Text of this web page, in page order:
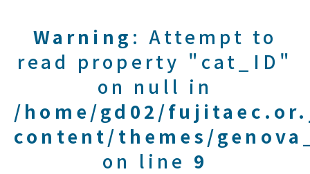
Warning : Attempt to
read property "cat_ID"
on null in
/home/gd02/
content/themes/
on line 9